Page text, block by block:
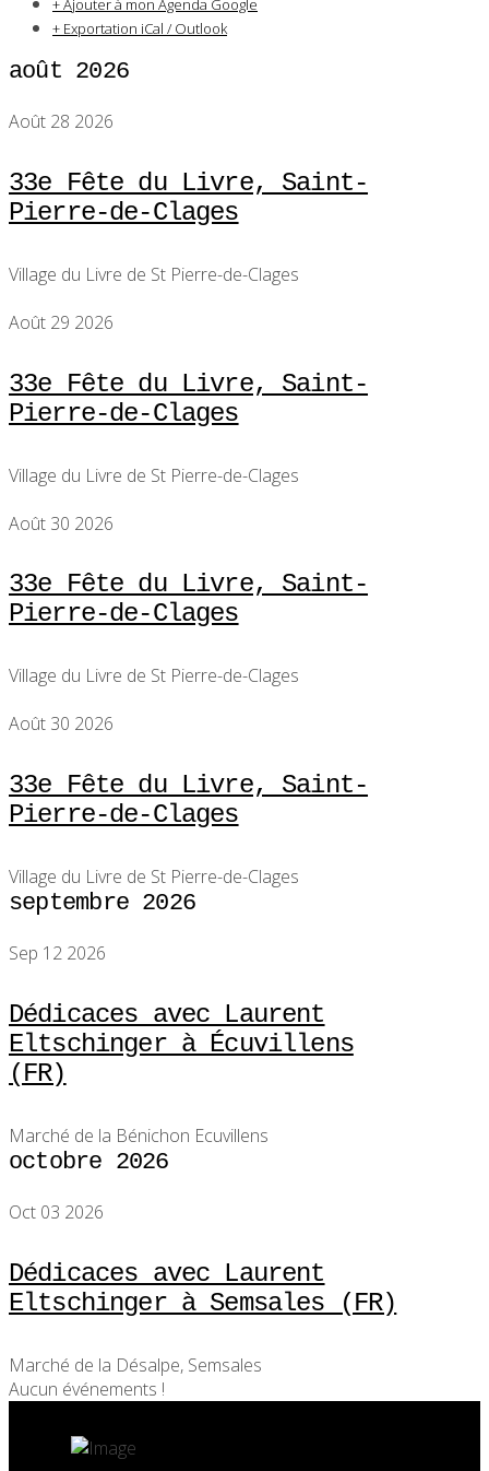
+ Ajouter à mon Agenda Google
+ Exportation iCal / Outlook
août 2026
Août 28 2026
33e Fête du Livre, Saint-
Pierre-de-Clages
Village du Livre de St Pierre-de-Clages
Août 29 2026
33e Fête du Livre, Saint-
Pierre-de-Clages
Village du Livre de St Pierre-de-Clages
Août 30 2026
33e Fête du Livre, Saint-
Pierre-de-Clages
Village du Livre de St Pierre-de-Clages
Août 30 2026
33e Fête du Livre, Saint-
Pierre-de-Clages
Village du Livre de St Pierre-de-Clages
septembre 2026
Sep 12 2026
Dédicaces avec Laurent
Eltschinger à Écuvillens
(FR)
Marché de la Bénichon Ecuvillens
octobre 2026
Oct 03 2026
Dédicaces avec Laurent
Eltschinger à Semsales (FR)
Marché de la Désalpe, Semsales
Aucun événements !